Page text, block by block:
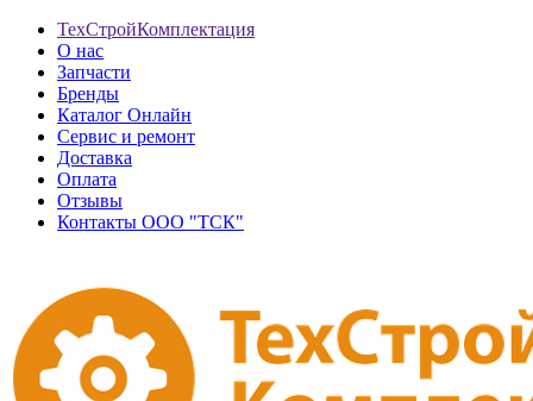
ТехСтройКомплектация
О нас
Запчасти
Бренды
Каталог Онлайн
Сервис и ремонт
Доставка
Оплата
Отзывы
Контакты ООО "ТСК"